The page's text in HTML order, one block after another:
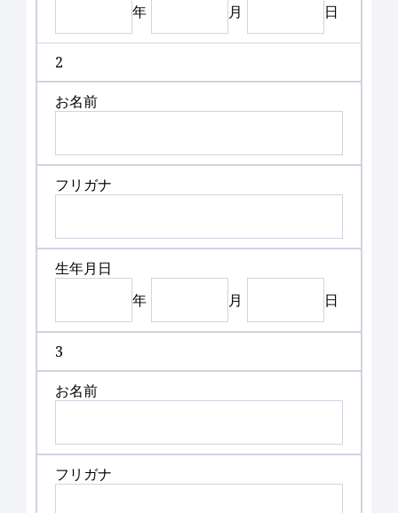
年 月 日
2
お名前
フリガナ
生年月日
年
月 日
3
お名前
フリガナ